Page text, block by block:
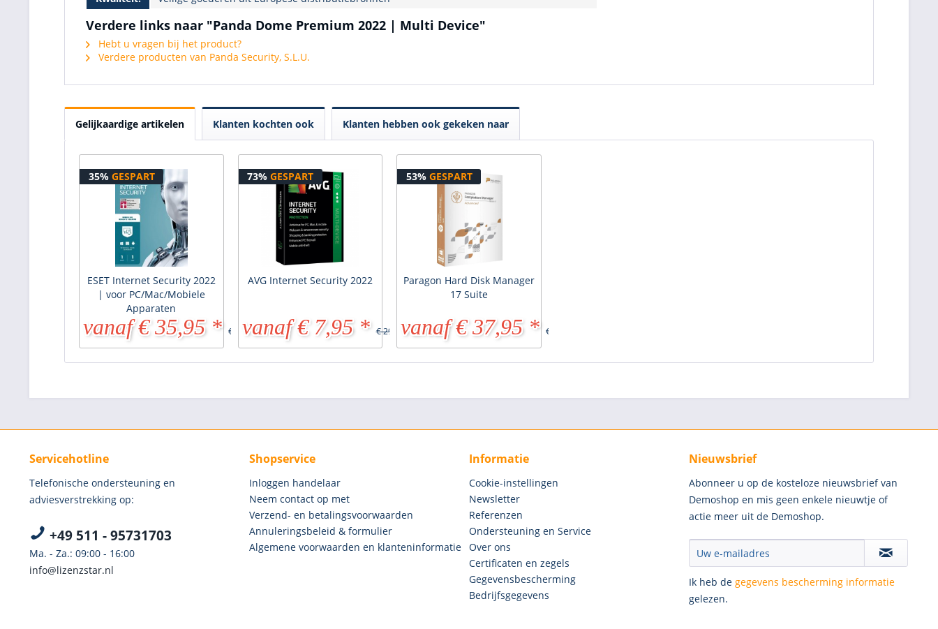
Verdere links naar "Panda Dome Premium 2022 | Multi Device"
Hebt u vragen bij het product?
Verdere producten van Panda Security, S.L.U.
Gelijkaardige artikelen Klanten kochten ook Klanten hebben ook gekeken naar
35% GESPART
ESET Internet Security 2022
| voor PC/Mac/Mobiele
Apparaten
vanaf € 35,95 * € 54,95 *
73%GESPART
AVG Internet Security 2022
vanaf € 7,95 * € 29,90 *
53% GESPART
Paragon Hard Disk Manager
17 Suite
vanaf € 37,95 * € 79,95 *
Servicehotline
Telefonische ondersteuning en
adviesverstrekking op:
+49 511 - 95731703
Ma. - Za.: 09:00 - 16:00
info@lizenzstar.nl
Shopservice
Inloggen handelaar
Neem contact op met
Verzend- en betalingsvoorwaarden
Annuleringsbeleid & formulier
Algemene voorwaarden en klanteninformatie
Informatie
Cookie-instellingen
Newsletter
Referenzen
Ondersteuning en Service
Over ons
Certificaten en zegels
Gegevensbescherming
Bedrijfsgegevens
Nieuwsbrief
Abonneer u op de kosteloze nieuwsbrief van
Demoshop en mis geen enkele nieuwtje of
actie meer uit de Demoshop.
Ik heb de gegevens bescherming informatie
gelezen.